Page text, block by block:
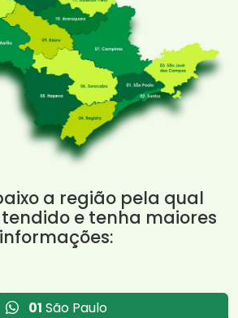
a região pela qual
e tenha maiores
informações:
01 São Paulo